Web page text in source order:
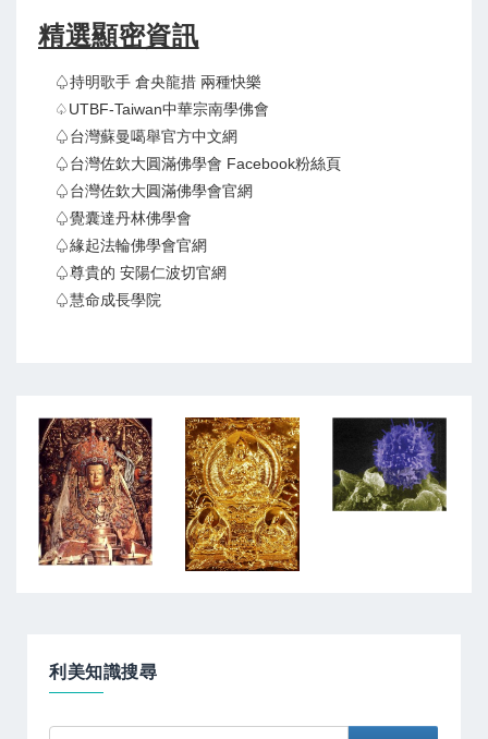
精選顯密資訊
♤持明歌手 倉央龍措 兩種快樂
♤UTBF-Taiwan中華宗南學佛會
♤台灣蘇曼噶舉官方中文網
♤台灣佐欽大圓滿佛學會 Facebook粉絲頁
♤台灣佐欽大圓滿佛學會官網
♤覺囊達丹林佛學會
♤緣起法輪佛學會官網
♤尊貴的 安陽仁波切官網
♤慧命成長學院
利美知識搜尋